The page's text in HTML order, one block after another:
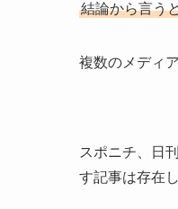
結論から言う
複数のメディ
スポニチ、日
す記事は存在